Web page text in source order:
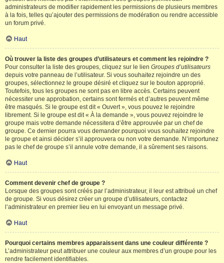
administrateurs de modifier rapidement les permissions de plusieurs membres
à la fois, telles qu’ajouter des permissions de modération ou rendre accessible
un forum privé.
Haut
Où trouver la liste des groupes d’utilisateurs et comment les rejoindre ?
Pour consulter la liste des groupes, cliquez sur le lien Groupes d’utilisateurs
depuis votre panneau de l’utilisateur. Si vous souhaitez rejoindre un des
groupes, sélectionnez le groupe désiré et cliquez sur le bouton approprié.
Toutefois, tous les groupes ne sont pas en libre accès. Certains peuvent
nécessiter une approbation, certains sont fermés et d’autres peuvent même
être masqués. Si le groupe est dit « Ouvert », vous pouvez le rejoindre
librement. Si le groupe est dit « À la demande », vous pouvez rejoindre le
groupe mais votre demande nécessitera d’être approuvée par un chef de
groupe. Ce dernier pourra vous demander pourquoi vous souhaitez rejoindre
le groupe et ainsi décider s’il approuvera ou non votre demande. N’importunez
pas le chef de groupe s’il annule votre demande, il a sûrement ses raisons.
Haut
Comment devenir chef de groupe ?
Lorsque des groupes sont créés par l’administrateur, il leur est attribué un chef
de groupe. Si vous désirez créer un groupe d’utilisateurs, contactez
l’administrateur en premier lieu en lui envoyant un message privé.
Haut
Pourquoi certains membres apparaissent dans une couleur différente ?
L’administrateur peut attribuer une couleur aux membres d’un groupe pour les
rendre facilement identifiables.